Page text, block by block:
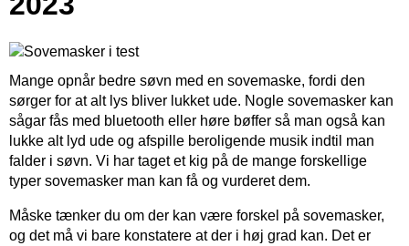
Mange opnår bedre søvn med en sovemaske, fordi den
sørger for at alt lys bliver lukket ude. Nogle sovemasker kan
sågar fås med bluetooth eller høre bøffer så man også kan
lukke alt lyd ude og afspille beroligende musik indtil man
falder i søvn. Vi har taget et kig på de mange forskellige
typer sovemasker man kan få og vurderet dem.
Måske tænker du om der kan være forskel på sovemasker,
og det må vi bare konstatere at der i høj grad kan. Det er